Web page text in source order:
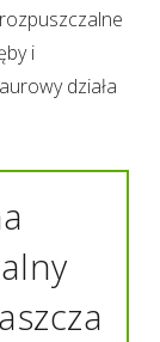
i
działa